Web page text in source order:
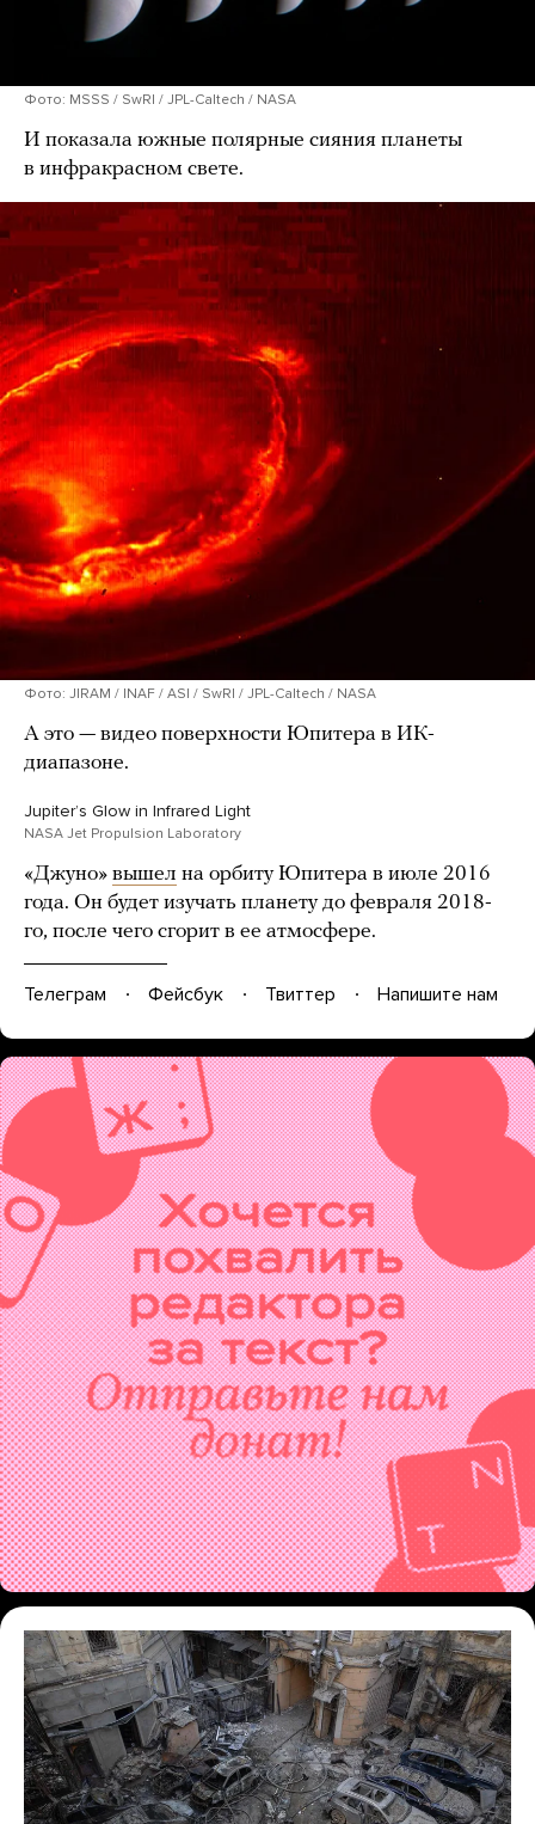
Фото: MSSS / SwRI / JPL-Caltech / NASA
И показала южные полярные сияния планеты
в инфракрасном свете.
Фото: JIRAM / INAF / ASI / SwRI / JPL-Caltech / NASA
А это — видео поверхности Юпитера в ИК-
диапазоне.
Jupiterʼs Glow in Infrared Light
NASA Jet Propulsion Laboratory
«Джуно» вышел на орбиту Юпитера в июле 2016
года. Он будет изучать планету до февраля 2018-
го, после чего сгорит в ее атмосфере.
Телеграм Фейсбук Твиттер Напишите нам